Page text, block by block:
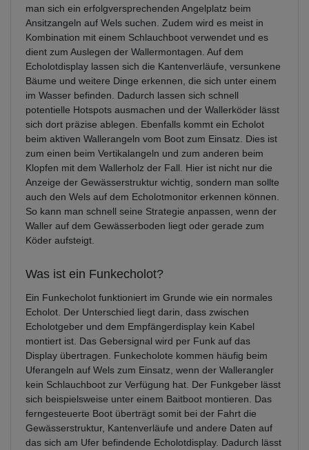
man sich ein erfolgversprechenden Angelplatz beim
Ansitzangeln auf Wels suchen. Zudem wird es meist in
Kombination mit einem Schlauchboot verwendet und es
dient zum Auslegen der Wallermontagen. Auf dem
Echolotdisplay lassen sich die Kantenverläufe, versunkene
Bäume und weitere Dinge erkennen, die sich unter einem
im Wasser befinden. Dadurch lassen sich schnell
potentielle Hotspots ausmachen und der Wallerköder lässt
sich dort präzise ablegen. Ebenfalls kommt ein Echolot
beim aktiven Wallerangeln vom Boot zum Einsatz. Dies ist
zum einen beim Vertikalangeln und zum anderen beim
Klopfen mit dem Wallerholz der Fall. Hier ist nicht nur die
Anzeige der Gewässerstruktur wichtig, sondern man sollte
auch den Wels auf dem Echolotmonitor erkennen können.
So kann man schnell seine Strategie anpassen, wenn der
Waller auf dem Gewässerboden liegt oder gerade zum
Köder aufsteigt.
Was ist ein Funkecholot?
Ein Funkecholot funktioniert im Grunde wie ein normales
Echolot. Der Unterschied liegt darin, dass zwischen
Echolotgeber und dem Empfängerdisplay kein Kabel
montiert ist. Das Gebersignal wird per Funk auf das
Display übertragen. Funkecholote kommen häufig beim
Uferangeln auf Wels zum Einsatz, wenn der Wallerangler
kein Schlauchboot zur Verfügung hat. Der Funkgeber lässt
sich beispielsweise unter einem Baitboot montieren. Das
ferngesteuerte Boot überträgt somit bei der Fahrt die
Gewässerstruktur, Kantenverläufe und andere Daten auf
das sich am Ufer befindende Echolotdisplay. Dadurch lässt